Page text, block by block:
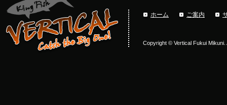
ホーム ご案内
Copyright © Vertical Fukui